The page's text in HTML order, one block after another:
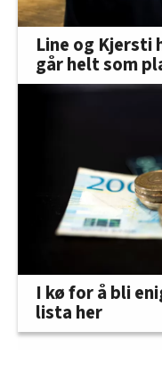
Line og Kjersti
går helt som
I kø for å bli
lista her